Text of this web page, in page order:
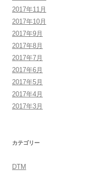
2017年11月
2017年10月
2017年9月
2017年8月
2017年7月
2017年6月
2017年5月
2017年4月
2017年3月
カテゴリー
DTM